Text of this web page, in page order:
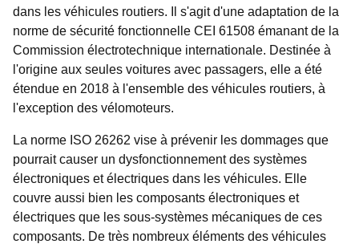
dans les véhicules routiers. Il s'agit d'une adaptation de la
norme de sécurité fonctionnelle CEI 61508 émanant de la
Commission électrotechnique internationale. Destinée à
l'origine aux seules voitures avec passagers, elle a été
étendue en 2018 à l'ensemble des véhicules routiers, à
l'exception des vélomoteurs.
La norme ISO 26262 vise à prévenir les dommages que
pourrait causer un dysfonctionnement des systèmes
électroniques et électriques dans les véhicules. Elle
couvre aussi bien les composants électroniques et
électriques que les sous-systèmes mécaniques de ces
composants. De très nombreux éléments des véhicules